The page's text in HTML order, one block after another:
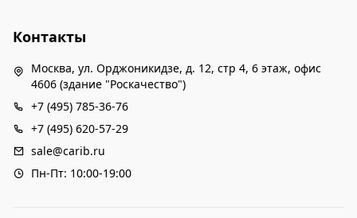
Контакты
Москва, ул. Орджоникидзе, д. 12, стр 4, 6 этаж, офис
4606 (здание "Роскачество")
+7 (495) 785-36-76
+7 (495) 620-57-29
sale@carib.ru
Пн-Пт: 10:00-19:00